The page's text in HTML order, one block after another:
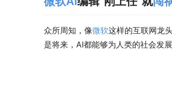
众所周知，像微软这样的互联网龙
是将来，AI都能够为人类的社会发